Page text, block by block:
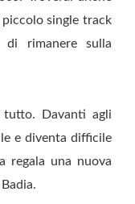
single track
rimanere sulla
tutto. Davanti agli
e diventa difficile
regala una nuova